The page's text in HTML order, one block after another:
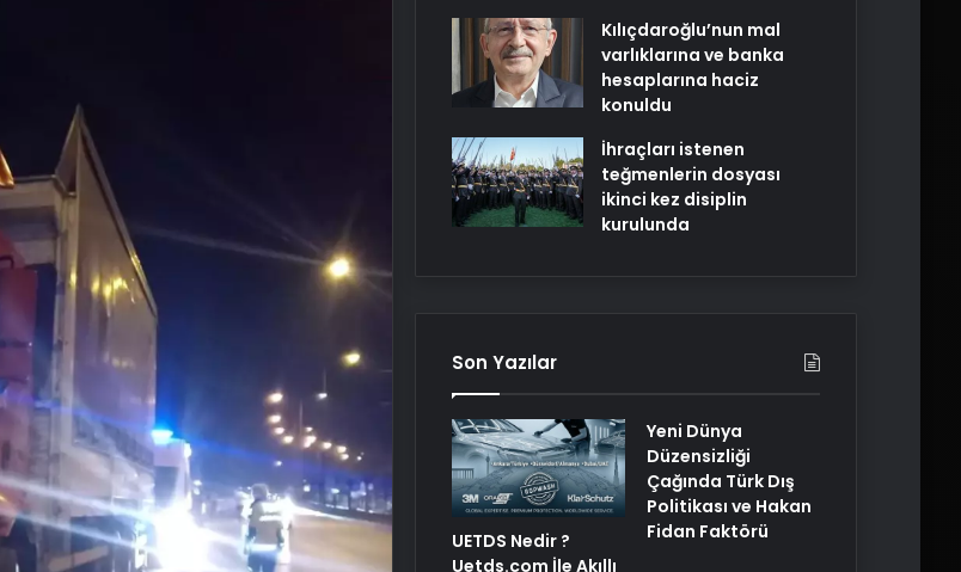
Kılıçdaroğlu’nun mal
varlıklarına ve banka
hesaplarına haciz
konuldu
İhraçları istenen
teğmenlerin dosyası
ikinci kez disiplin
kurulunda
Son Yazılar
UETDS Nedir ?
Uetds.com İle Akıllı
Yeni Dünya
Düzensizliği
Çağında Türk Dış
Politikası ve Hakan
Fidan Faktörü